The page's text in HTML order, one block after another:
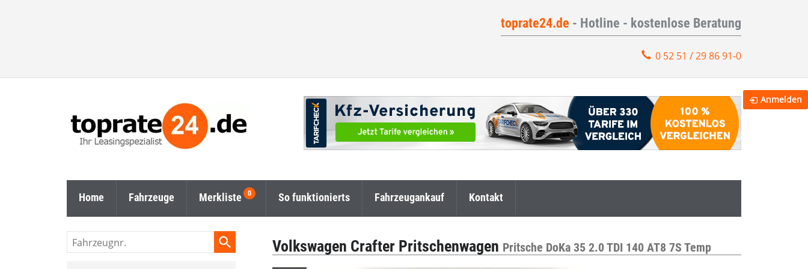
toprate24.de - Hotline - kostenlose Beratung
0 52 51 / 29 86 91-0
Home Fahrzeuge Merkliste So funktionierts Fahrzeugankauf Kontakt
Volkswagen Crafter Pritschenwagen Pritsche DoKa 35 2.0 TDI 140 AT8 7S Temp
Fahrzeugnr.
Anmelden